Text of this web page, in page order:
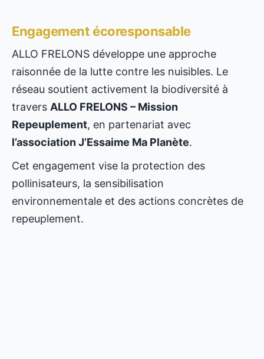
Engagement écoresponsable
ALLO FRELONS développe une approche
raisonnée de la lutte contre les nuisibles. Le
réseau soutient activement la biodiversité à
travers ALLO FRELONS – Mission
Repeuplement, en partenariat avec
l’association J’Essaime Ma Planète.
Cet engagement vise la protection des
pollinisateurs, la sensibilisation
environnementale et des actions concrètes de
repeuplement.